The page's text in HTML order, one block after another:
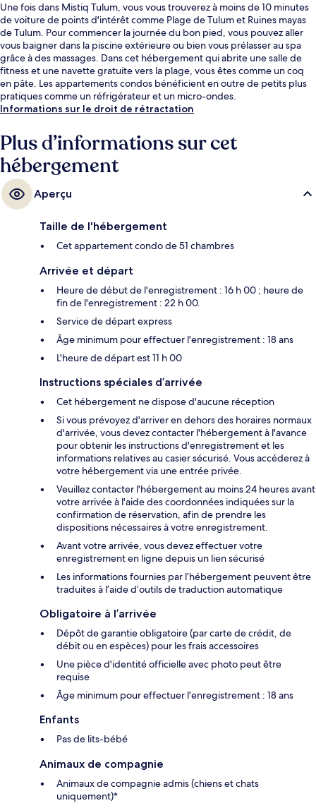
Une fois dans Mistiq Tulum, vous vous trouverez à moins de 10 minutes
de voiture de points d'intérêt comme Plage de Tulum et Ruines mayas
de Tulum. Pour commencer la journée du bon pied, vous pouvez aller
vous baigner dans la piscine extérieure ou bien vous prélasser au spa
grâce à des massages. Dans cet hébergement qui abrite une salle de
fitness et une navette gratuite vers la plage, vous êtes comme un coq
en pâte. Les appartements condos bénéficient en outre de petits plus
pratiques comme un réfrigérateur et un micro-ondes.
Informations sur le droit de rétractation
Plus d’informations sur cet
hébergement
Aperçu
Taille de l'hébergement
Cet appartement condo de 51 chambres
Arrivée et départ
Heure de début de l'enregistrement : 16 h 00 ; heure de
fin de l'enregistrement : 22 h 00.
Service de départ express
Âge minimum pour effectuer l'enregistrement : 18 ans
L'heure de départ est 11 h 00
Instructions spéciales d’arrivée
Cet hébergement ne dispose d'aucune réception
Si vous prévoyez d'arriver en dehors des horaires normaux
d'arrivée, vous devez contacter l'hébergement à l'avance
pour obtenir les instructions d'enregistrement et les
informations relatives au casier sécurisé. Vous accéderez à
votre hébergement via une entrée privée.
Veuillez contacter l'hébergement au moins 24 heures avant
votre arrivée à l'aide des coordonnées indiquées sur la
confirmation de réservation, afin de prendre les
dispositions nécessaires à votre enregistrement.
Avant votre arrivée, vous devez effectuer votre
enregistrement en ligne depuis un lien sécurisé
Les informations fournies par l’hébergement peuvent être
traduites à l’aide d’outils de traduction automatique
Obligatoire à l’arrivée
Dépôt de garantie obligatoire (par carte de crédit, de
débit ou en espèces) pour les frais accessoires
Une pièce d'identité officielle avec photo peut être
requise
Âge minimum pour effectuer l'enregistrement : 18 ans
Enfants
Pas de lits-bébé
Animaux de compagnie
Animaux de compagnie admis (chiens et chats
uniquement)*